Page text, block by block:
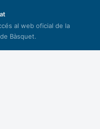
al web oficial de la
Bàsquet.